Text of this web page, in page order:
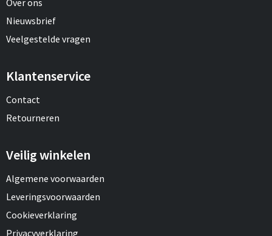
Over ons
Nieuwsbrief
Veelgestelde vragen
Klantenservice
Contact
Retourneren
Veilig winkelen
Algemene voorwaarden
Leveringsvoorwaarden
Cookieverklaring
Privacyverklaring